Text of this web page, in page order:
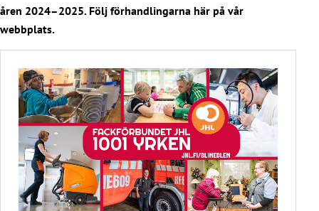
åren 2024–2025. Följ förhandlingarna här på vår
webbplats.